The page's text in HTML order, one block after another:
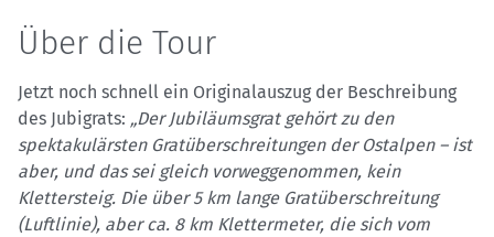
Über die Tour
Jetzt noch schnell ein Originalauszug der Beschreibung
des Jubigrats: „Der Jubiläumsgrat gehört zu den
spektakulärsten Gratüberschreitungen der Ostalpen – ist
aber, und das sei gleich vorweggenommen, kein
Klettersteig. Die über 5 km lange Gratüberschreitung
(Luftlinie), aber ca. 8 km Klettermeter, die sich vom